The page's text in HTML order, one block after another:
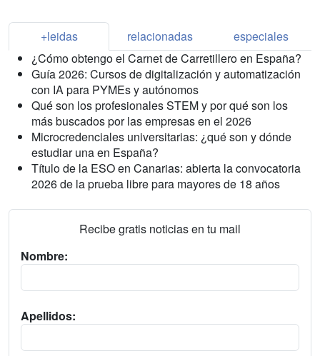
+leidas relacionadas
especiales
¿Cómo obtengo el Carnet de Carretillero en España?
Guía 2026: Cursos de digitalización y automatización
con IA para PYMEs y autónomos
Qué son los profesionales STEM y por qué son los
más buscados por las empresas en el 2026
Microcredenciales universitarias: ¿qué son y dónde
estudiar una en España?
Título de la ESO en Canarias: abierta la convocatoria
2026 de la prueba libre para mayores de 18 años
Recibe gratis noticias en tu mail
Nombre:
Apellidos: